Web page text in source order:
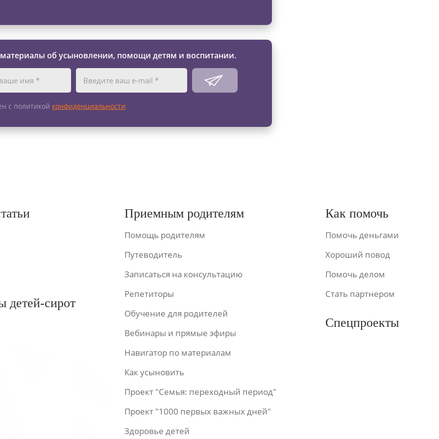
об усыновлении, помощи детям и воспитании.
с политикой конфиденциальности
детей-сирот
Приемным родителям
Помощь родителям
Путеводитель
Записаться на консультацию
Репетиторы
Обучение для родителей
Вебинары и прямые эфиры
Навигатор по материалам
Как усыновить
Проект "Семья: переходный период"
Проект "1000 первых важных дней"
Здоровье детей
Как помочь
Помочь деньгами
Хороший повод
Помочь делом
Стать партнером
Спецпроекты